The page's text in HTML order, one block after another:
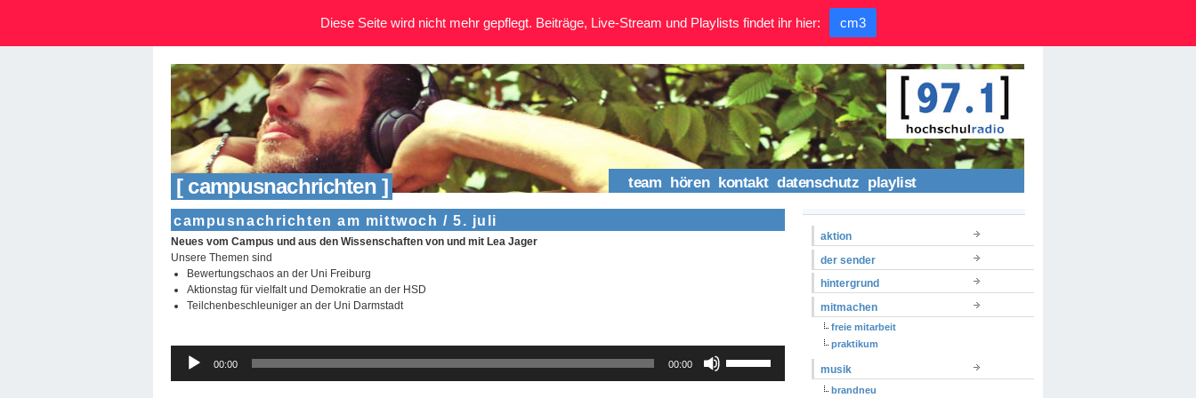
[ campusnachrichten ] team hören kontakt datenschutz playlist
campusnachrichten am mittwoch / 5. juli
Neues vom Campus und aus den Wissenschaften von und mit Lea Jager
Unsere Themen sind
Bewertungschaos an der Uni Freiburg
Aktionstag für vielfalt und Demokratie an der HSD
Teilchenbeschleuniger an der Uni Darmstadt
Audio-
Player
00:00 00:00
Hoch/Runter
benutzen,
aktion
der sender
hintergrund
mitmachen
freie mitarbeit
praktikum
musik
brandneu
Diese Seite wird nicht mehr gepflegt. Beiträge, Live-Stream und Playlists findet ihr hier: cm3